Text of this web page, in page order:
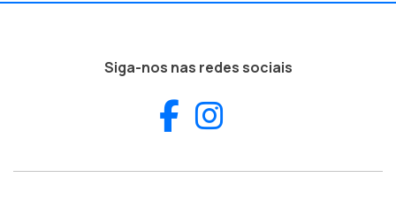
Siga-nos nas redes sociais
Facebook